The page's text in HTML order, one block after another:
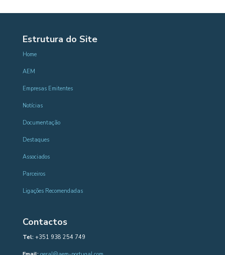
Estrutura do Site
Home
AEM
Empresas Emitentes
Notícias
Documentação
Destaques
Associados
Parceiros
Ligações Recomendadas
Contactos
Tel:+351 938 254 749